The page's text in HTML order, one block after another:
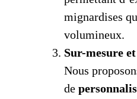
mignardises
volumineux.
Sur-mesure
Nous
de